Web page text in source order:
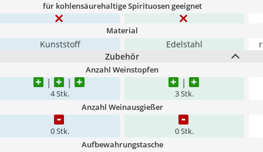
für kohlensäurehaltige Spirituosen geeignet
Material
Kunststoff Edelstahl
Zubehör
Anzahl Weinstopfen
4 Stk. 3 Stk.
Anzahl Weinausgießer
0 Stk. 0 Stk.
Aufbewahrungstasche